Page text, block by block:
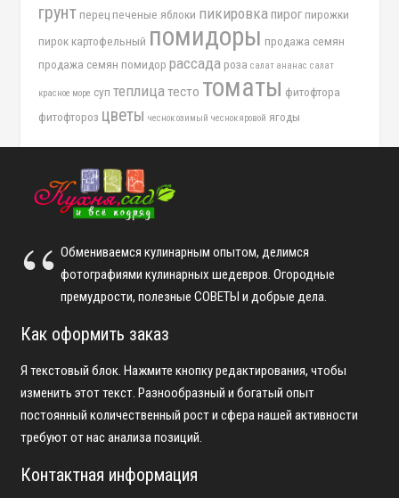
грунт перец печеные яблоки пикировкапирог пирожки
пирок картофельный помидоры продажа семян
продажа семян помидор рассада роза салат ананас салат
красное море суп теплицатесто томаты фитофтора
фитофтороз цветы чеснок озимый чеснок яровой ягоды
Обмениваемся кулинарным опытом, делимся
фотографиями кулинарных шедевров. Огородные
премудрости, полезные СОВЕТЫ и добрые дела.
Как оформить заказ
Я текстовый блок. Нажмите кнопку редактирования, чтобы
изменить этот текст. Разнообразный и богатый опыт
постоянный количественный рост и сфера нашей активности
требуют от нас анализа позиций.
Контактная информация